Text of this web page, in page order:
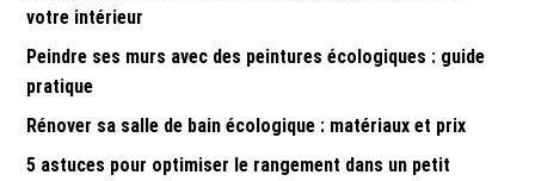
votre intérieur
Peindre ses murs avec des peintures écologiques : guide
pratique
Rénover sa salle de bain écologique : matériaux et prix
5 astuces pour optimiser le rangement dans un petit